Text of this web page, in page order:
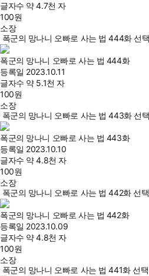
글자수 약 4.7천 자
100원
소장
폭군의 망나니 오빠로 사는 법 444화 선택
폭군의 망나니 오빠로 사는 법 444화
등록일 2023.10.11
글자수 약 5.1천 자
100원
소장
폭군의 망나니 오빠로 사는 법 443화 선택
폭군의 망나니 오빠로 사는 법 443화
등록일 2023.10.10
글자수 약 4.8천 자
100원
소장
폭군의 망나니 오빠로 사는 법 442화 선택
폭군의 망나니 오빠로 사는 법 442화
등록일 2023.10.09
글자수 약 4.8천 자
100원
소장
폭군의 망나니 오빠로 사는 법 441화 선택